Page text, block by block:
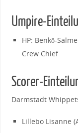
Umpire-
HP: Benkö-
Crew Chief
Scorer-
Darmstadt
Lillebo Lisanne